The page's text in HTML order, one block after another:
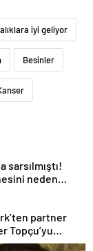
iyi geliyor
Besinler
sarsılmıştı!
neden
partner
Topçu’yu